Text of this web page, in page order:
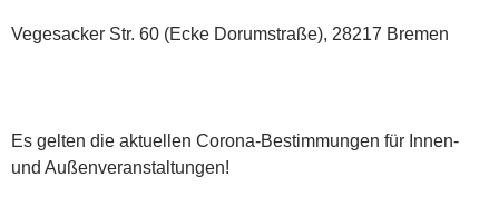
Vegesacker Str. 60 (Ecke Dorumstraße), 28217 Bremen
Es gelten die aktuellen Corona-Bestimmungen für Innen-
und Außenveranstaltungen!